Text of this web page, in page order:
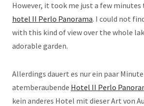
However, it took me just a few
hotel II Perlo Panorama. I could not
with this kind of view over the whole
adorable garden.
Allerdings dauert es nur ein paar
atemberaubende Hotel II Perlo
kein anderes Hotel mit dieser Art von